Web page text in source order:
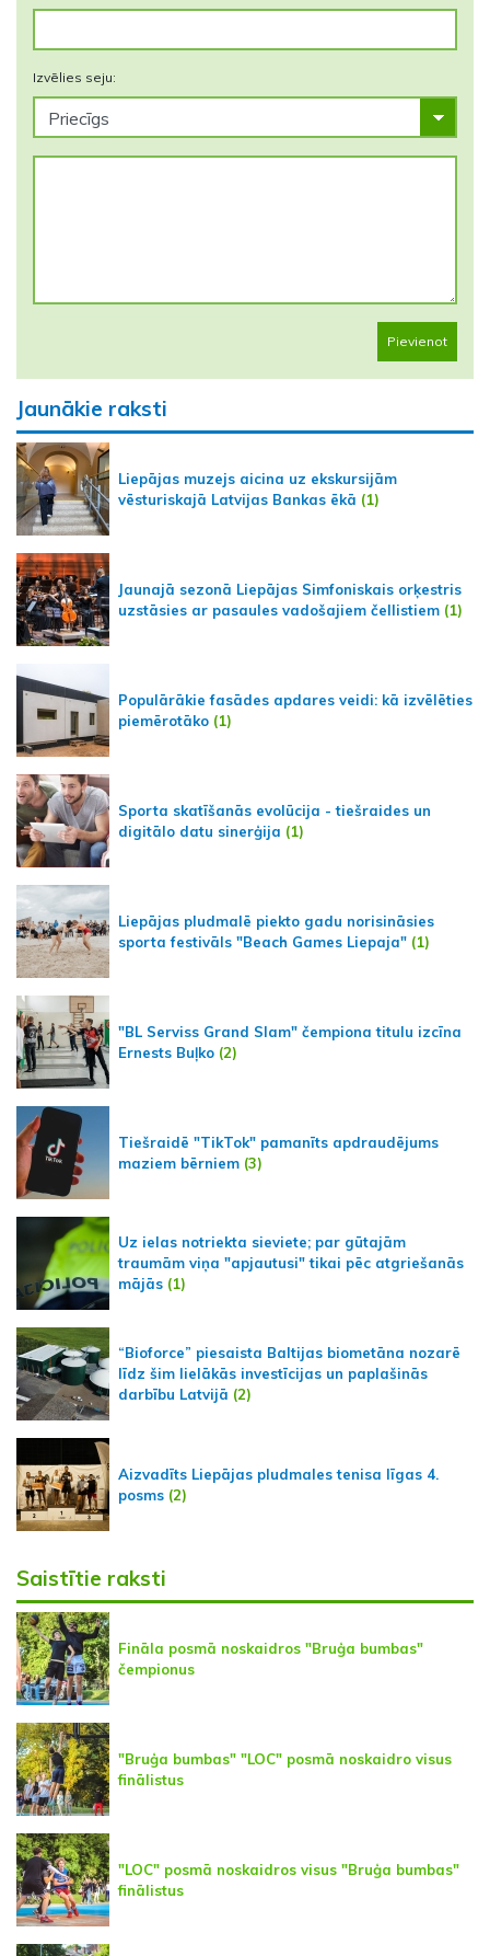
Izvēlies seju:
Pievienot
Jaunākie raksti
Liepājas muzejs aicina uz ekskursijām
vēsturiskajā Latvijas Bankas ēkā (1)
Jaunajā sezonā Liepājas Simfoniskais orķestris
uzstāsies ar pasaules vadošajiem čellistiem (1)
Populārākie fasādes apdares veidi: kā izvēlēties
piemērotāko (1)
Sporta skatīšanās evolūcija - tiešraides un
digitālo datu sinerģija (1)
Liepājas pludmalē piekto gadu norisināsies
sporta festivāls "Beach Games Liepaja" (1)
"BL Serviss Grand Slam" čempiona titulu izcīna
Ernests Buļko (2)
Tiešraidē "TikTok" pamanīts apdraudējums
maziem bērniem (3)
Uz ielas notriekta sieviete; par gūtajām
traumām viņa "apjautusi" tikai pēc atgriešanās
mājās (1)
“Bioforce” piesaista Baltijas biometāna nozarē
līdz šim lielākās investīcijas un paplašinās
darbību Latvijā (2)
Aizvadīts Liepājas pludmales tenisa līgas 4.
posms (2)
Saistītie raksti
Fināla posmā noskaidros "Bruģa bumbas"
čempionus
"Bruģa bumbas" "LOC" posmā noskaidro visus
finālistus
"LOC" posmā noskaidros visus "Bruģa bumbas"
finālistus